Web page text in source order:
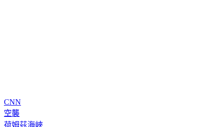
CNN
空襲
荷姆茲海峽